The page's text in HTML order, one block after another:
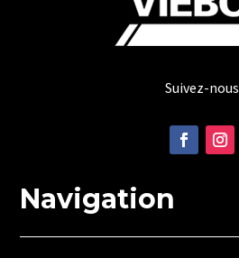
Suivez-nous
Navigation